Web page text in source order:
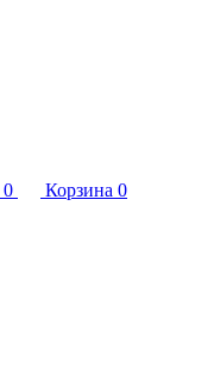
0 Корзина 0